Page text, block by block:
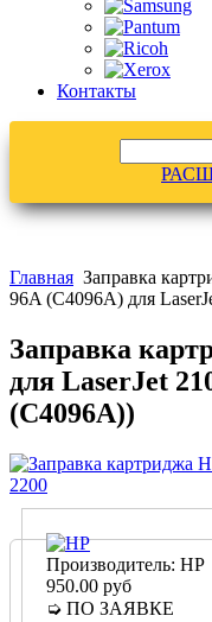
Контакты
Главная Заправка
96A (C4096A) для
Заправка
для LaserJet
(C4096A))
Производитель: HP
950.00 руб
➭ ПО ЗАЯВКЕ